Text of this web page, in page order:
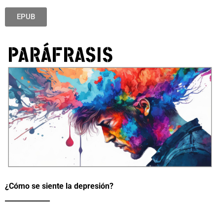
EPUB
¿Cómo se siente la depresión?